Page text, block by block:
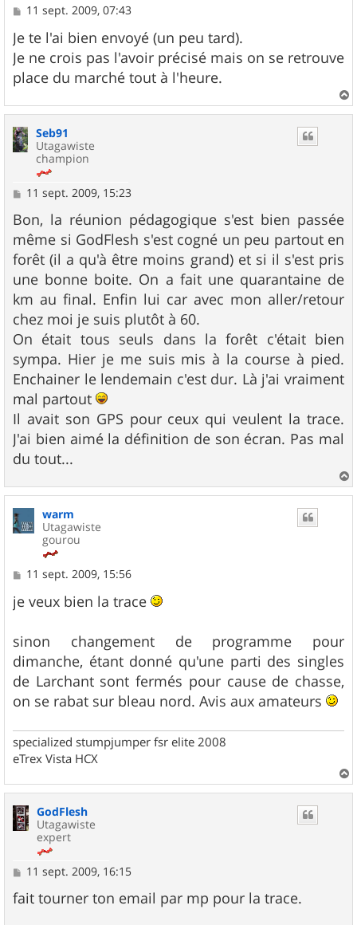
M
s
s
a
g
e
11 sept. 2009, 07:43
Je te l'ai bien envoyé (un peu tard).
Je ne crois pas l'avoir précisé mais on se retrouve
place du marché tout à l'heure.
a
Seb91
Utagawiste
champion
M
s
s
a
g
e
11 sept. 2009, 15:23
Bon, la réunion pédagogique s'est bien passée
même si GodFlesh s'est cogné un peu partout en
forêt (il a qu'à être moins grand) et si il s'est pris
une bonne boite. On a fait une quarantaine de
km au final. Enfin lui car avec mon aller/retour
chez moi je suis plutôt à 60.
On était tous seuls dans la forêt c'était bien
sympa. Hier je me suis mis à la course à pied.
Enchainer le lendemain c'est dur. Là j'ai vraiment
mal partout
Il avait son GPS pour ceux qui veulent la trace.
J'ai bien aimé la définition de son écran. Pas mal
du tout...
a
warm
Utagawiste
gourou
M
s
s
g
e
11 sept. 2009, 15:56
je veux bien la trace
sinon changement de programme pour
dimanche, étant donné qu'une parti des singles
de Larchant sont fermés pour cause de chasse,
on se rabat sur bleau nord. Avis aux amateurs
specialized stumpjumper fsr elite 2008
eTrex Vista HCX
a
GodFlesh
Utagawiste
expert
M
s
s
11 sept. 2009, 16:15
fait tourner ton email par mp pour la trace.